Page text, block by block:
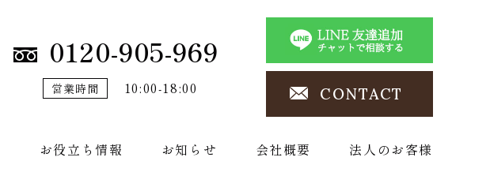
0120-905-969
営業時間 10:00-18:00 CONTACT
お役立ち情報 お知らせ 会社概要 法人のお客様